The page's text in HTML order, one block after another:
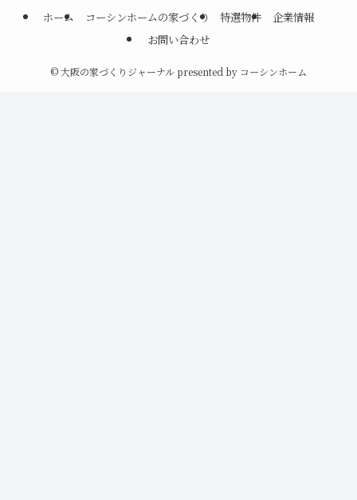
ホーム コーシンホームの家づくり 特選物件
企業情報
お問い合わせ
©大阪の家づくりジャーナル presented by コーシンホーム